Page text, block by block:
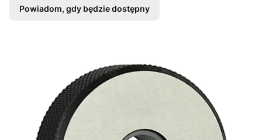
Powiadom, gdy będzie dostępny